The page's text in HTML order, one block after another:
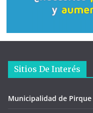
Sitios De Interés
Municipalidad de Pirque